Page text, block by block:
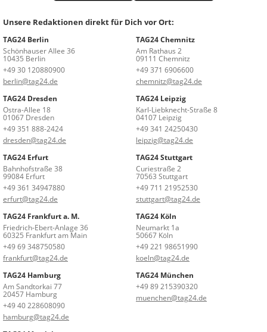
Unsere Redaktionen direkt für Dich vor Ort:
TAG24 Berlin
Schönhauser Allee 36
10435 Berlin
+49 30 120880900
berlin@tag24.de
TAG24 Chemnitz
Am Rathaus 2
09111 Chemnitz
+49 371 6906600
chemnitz@tag24.de
TAG24 Dresden
Ostra-Allee 18
01067 Dresden
+49 351 888-2424
dresden@tag24.de
TAG24 Leipzig
Karl-Liebknecht-Straße 8
04107 Leipzig
+49 341 24250430
leipzig@tag24.de
TAG24 Erfurt
Bahnhofstraße 38
99084 Erfurt
+49 361 34947880
erfurt@tag24.de
TAG24 Stuttgart
Curiestraße 2
70563 Stuttgart
+49 711 21952530
stuttgart@tag24.de
TAG24 Frankfurt a. M.
Friedrich-Ebert-Anlage 36
60325 Frankfurt am Main
+49 69 348750580
frankfurt@tag24.de
TAG24 Köln
Neumarkt 1a
50667 Köln
+49 221 98651990
koeln@tag24.de
TAG24 Hamburg
Am Sandtorkai 77
20457 Hamburg
+49 40 228608090
hamburg@tag24.de
TAG24 München
+49 89 215390320
muenchen@tag24.de